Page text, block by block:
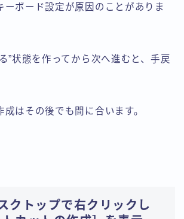
ーボード設定が原因のことがありま
”状態を作ってから次へ進むと、手戻
はその後でも間に合います。
クトップで右クリックし